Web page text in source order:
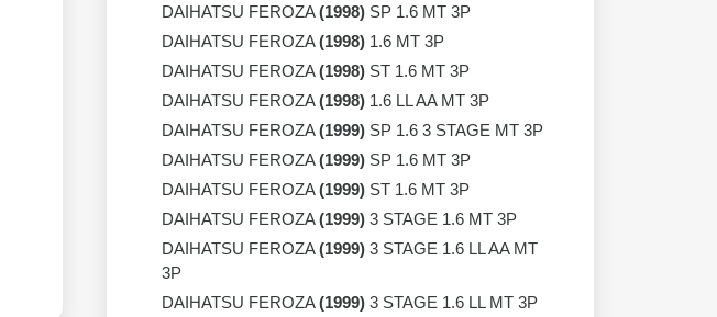
DAIHATSU FEROZA(1998) SP 1.6 MT 3P
DAIHATSU FEROZA(1998) 1.6 MT 3P
DAIHATSU FEROZA(1998) ST 1.6 MT 3P
DAIHATSU FEROZA(1998) 1.6 LL AA MT 3P
DAIHATSU FEROZA(1999) SP 1.6 3 STAGE MT 3P
DAIHATSU FEROZA(1999) SP 1.6 MT 3P
DAIHATSU FEROZA(1999) ST 1.6 MT 3P
DAIHATSU FEROZA(1999) 3 STAGE 1.6 MT 3P
DAIHATSU FEROZA(1999) 3 STAGE 1.6 LL AA MT
3P
DAIHATSU FEROZA(1999) 3 STAGE 1.6 LL MT 3P